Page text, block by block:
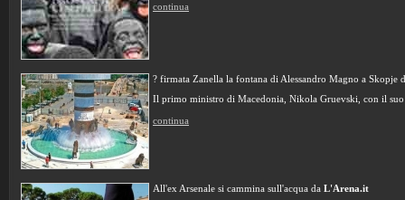
continua
? firmata Zanella la fontana di Alessandro Magno a Skopje
Il primo ministro di Macedonia, Nikola Gruevski, con il
continua
All'ex Arsenale si cammina sull'acqua da L'Arena.it